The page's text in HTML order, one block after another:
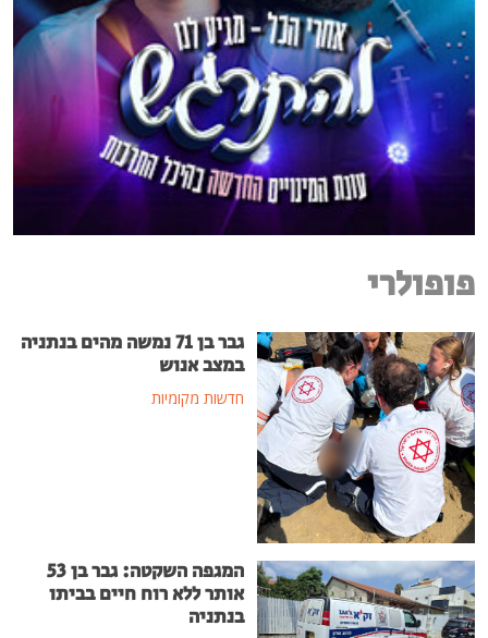
פופולרי
גבר בן 71 נמשה מהים בנתניה
במצב אנוש
חדשות מקומיות
המגפה השקטה: גבר בן 53
אותר ללא רוח חיים בביתו
בנתניה